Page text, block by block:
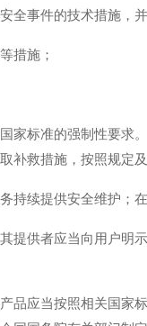
全事件的技术措施，
措施；
标准的强制性要求
补救措施，按照规定
持续提供安全维护；
提供者应当向用户明
应当按照相关国家